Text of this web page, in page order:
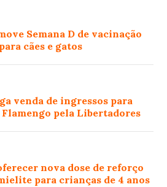
Semana D de vacinação
cães e gatos
venda de ingressos para
pela Libertadores
nova dose de reforço
para crianças de 4 anos